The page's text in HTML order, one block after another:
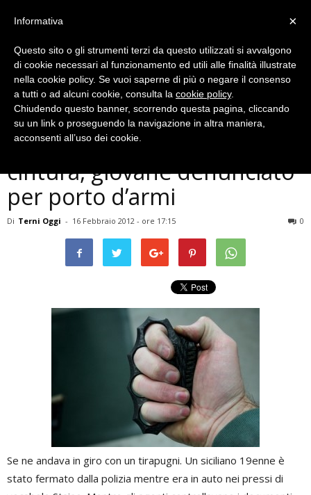
Cronaca
Tirapugni nascosto in una
cintura, giovane denunciato
per porto d’armi
Di Terni Oggi - 16 Febbraio 2012 - ore 17:15 0
Se ne andava in giro con un tirapugni. Un siciliano 19enne è
stato fermato dalla polizia mentre era in auto nei pressi di
×
Informativa
Questo sito o gli strumenti terzi da questo utilizzati si avvalgono
di cookie necessari al funzionamento ed utili alle finalità illustrate
nella cookie policy. Se vuoi saperne di più o negare il consenso
a tutti o ad alcuni cookie, consulta la cookie policy.
Chiudendo questo banner, scorrendo questa pagina, cliccando
su un link o proseguendo la navigazione in altra maniera,
acconsenti all’uso dei cookie.